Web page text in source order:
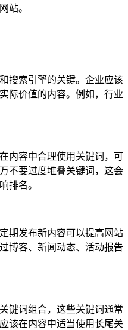
站。
搜索引擎的关键。企业应该
际价值的内容。例如，行业
内容中合理使用关键词，可
不要过度堆叠关键词，这会
排名。
期发布新内容可以提高网站
博客、新闻动态、活动报告
键词组合，这些关键词通常
该在内容中适当使用长尾关